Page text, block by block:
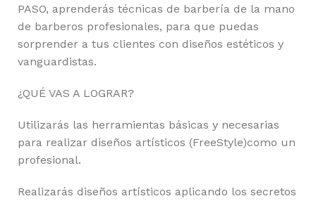
PASO, aprenderás técnicas de barbería de la mano
de barberos profesionales, para que puedas
sorprender a tus clientes con diseños estéticos y
vanguardistas.
¿QUÉ VAS A LOGRAR?
Utilizarás las herramientas básicas y necesarias
para realizar diseños artísticos (FreeStyle)como un
profesional.
Realizarás diseños artísticos aplicando los secretos